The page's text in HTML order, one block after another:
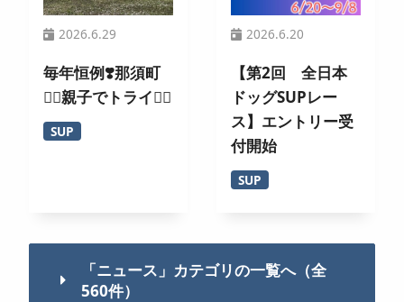
2026.6.29
毎年恒例❣️那須町
🏄‍♀️親子でトライ🚣‍♂️
SUP
2026.6.20
【第2回 全日本
ドッグSUPレー
ス】エントリー受
付開始
SUP
「ニュース」カテゴリの一覧へ（全
560件）